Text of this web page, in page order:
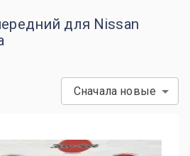
для Nissan
Сначала новые